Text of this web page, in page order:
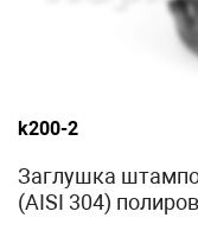
k200-2
Заглушка
(AISI 304)